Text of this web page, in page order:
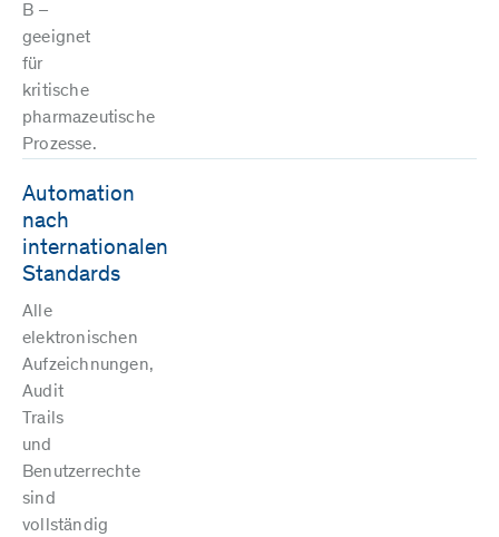
B –
geeignet
für
kritische
pharmazeutische
Prozesse.
Automation
nach
internationalen
Standards
Alle
elektronischen
Aufzeichnungen,
Audit
Trails
und
Benutzerrechte
sind
vollständig